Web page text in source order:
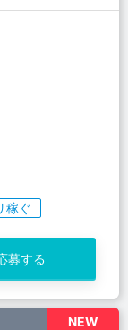
稼ぐ
募する
NEW